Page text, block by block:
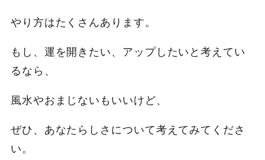
やり方はたくさんあります。
もし、運を開きたい、アップしたいと考えてい
るなら、
風水やおまじないもいいけど、
ぜひ、あなたらしさについて考えてみてくださ
い。